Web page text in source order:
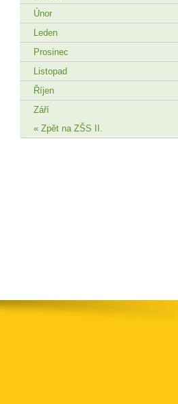
Únor
Leden
Prosinec
Listopad
Říjen
Září
Zpět na ZŠS II.